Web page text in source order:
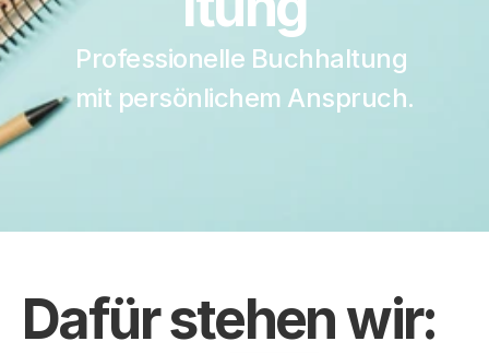
Professionelle Buchhaltung
mit persönlichem Anspruch.
Dafür stehen wir: